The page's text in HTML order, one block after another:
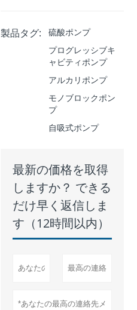
製品タグ:
硫酸ポンプ
プログレッシブキ
ャビティポンプ
アルカリポンプ
モノブロックポン
プ
自吸式ポンプ
最新の価格を取得
しますか？ できる
だけ早く返信しま
す（12時間以内）